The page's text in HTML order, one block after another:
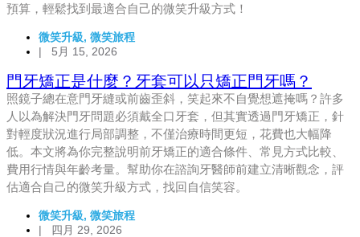
預算，輕鬆找到最適合自己的微笑升級方式！
微笑升級, 微笑旅程
|
5月 15, 2026
門牙矯正是什麼？牙套可以只矯正門牙嗎？
照鏡子總在意門牙縫或前齒歪斜，笑起來不自覺想遮掩嗎？許多
人以為解決門牙問題必須戴全口牙套，但其實透過門牙矯正，針
對輕度狀況進行局部調整，不僅治療時間更短，花費也大幅降
低。本文將為你完整說明前牙矯正的適合條件、常見方式比較、
費用行情與年齡考量。幫助你在諮詢牙醫師前建立清晰觀念，評
估適合自己的微笑升級方式，找回自信笑容。
微笑升級, 微笑旅程
|
四月 29, 2026